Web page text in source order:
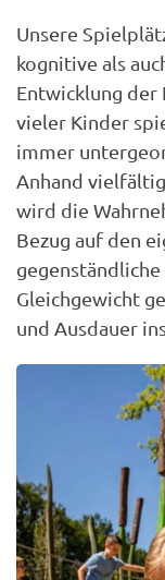
Unsere
kognitive als
Entwicklung
vieler Kinder
immer
Anhand
wird die
Bezug auf den
Gleichgewicht
und Ausdauer